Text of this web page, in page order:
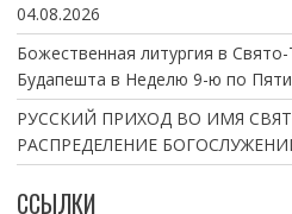
04.08.2026
Божественная литургия в
Будапешта в Неделю 9-ю по
РУССКИЙ ПРИХОД ВО ИМЯ
РАСПРЕДЕЛЕНИЕ
ССЫЛКИ